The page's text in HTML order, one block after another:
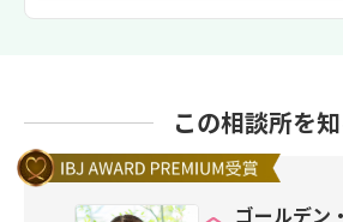
この相談所を
ゴールデン